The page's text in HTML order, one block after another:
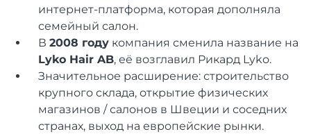
интернет-платформа, которая дополняла
семейный салон.
В 2008 году компания сменила название на
Lyko Hair AB, её возглавил Рикард Lyko.
Значительное расширение: строительство
крупного склада, открытие физических
магазинов / салонов в Швеции и соседних
странах, выход на европейские рынки.